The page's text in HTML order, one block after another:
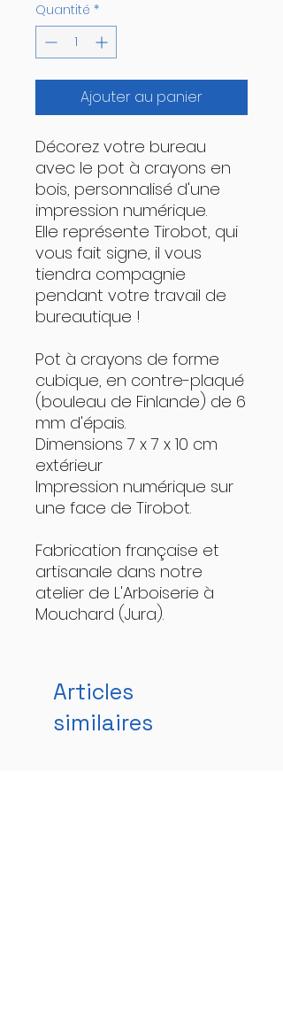
Quantité *
Ajouter au panier
Décorez votre bureau
avec le pot à crayons en
bois, personnalisé d'une
impression numérique.
Elle représente Tirobot, qui
vous fait signe, il vous
tiendra compagnie
pendant votre travail de
bureautique !
Pot à crayons de forme
cubique, en contre-plaqué
(bouleau de Finlande) de 6
mm d'épais.
Dimensions 7 x 7 x 10 cm
extérieur
Impression numérique sur
une face de Tirobot.
Fabrication française et
artisanale dans notre
atelier de L'Arboiserie à
Mouchard (Jura).
Articles
similaires